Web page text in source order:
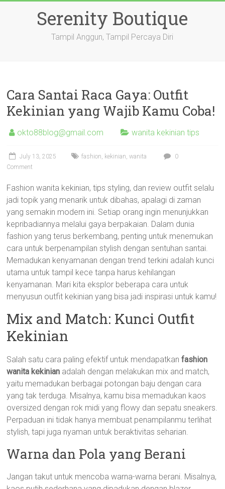
Serenity Boutique
Tampil Anggun, Tampil Percaya Diri
Cara Santai Raca Gaya: Outfit
Kekinian yang Wajib Kamu Coba!
okto88blog@gmail.com wanita kekinian tips
July 13, 2025 fashion, kekinian,wanita
0
Comment
Fashion wanita kekinian, tips styling, dan review outfit selalu
jadi topik yang menarik untuk dibahas, apalagi di zaman
yang semakin modern ini. Setiap orang ingin menunjukkan
kepribadiannya melalui gaya berpakaian. Dalam dunia
fashion yang terus berkembang, penting untuk menemukan
cara untuk berpenampilan stylish dengan sentuhan santai.
Memadukan kenyamanan dengan trend terkini adalah kunci
utama untuk tampil kece tanpa harus kehilangan
kenyamanan. Mari kita eksplor beberapa cara untuk
menyusun outfit kekinian yang bisa jadi inspirasi untuk kamu!
Mix and Match: Kunci Outfit
Kekinian
Salah satu cara paling efektif untuk mendapatkanfashion
wanita kekinian adalah dengan melakukan mix and match,
yaitu memadukan berbagai potongan baju dengan cara
yang tak terduga. Misalnya, kamu bisa memadukan kaos
oversized dengan rok midi yang flowy dan sepatu sneakers.
Perpaduan ini tidak hanya membuat penampilanmu terlihat
stylish, tapi juga nyaman untuk beraktivitas seharian.
Warna dan Pola yang Berani
Jangan takut untuk mencoba warna-warna berani. Misalnya,